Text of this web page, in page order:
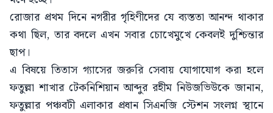
রোজার প্রথম দিনে নগরীর গৃহিণীদের যে ব্যস্ততা আনন্দ থাকার
কথা ছিল, তার বদলে এখন সবার চোখেমুখে কেবলই দুশ্চিন্তার
ছাপ।
এ বিষয়ে তিতাস গ্যাসের জরুরি সেবায় যোগাযোগ করা হলে
ফতুল্লা শাখার টেকনিশিয়ান আব্দুর রহীম নিউজভিউকে জানান,
ফতুল্লার পঞ্চবটী এলাকার প্রধান সিএনজি স্টেশন সংলগ্ন স্থানে